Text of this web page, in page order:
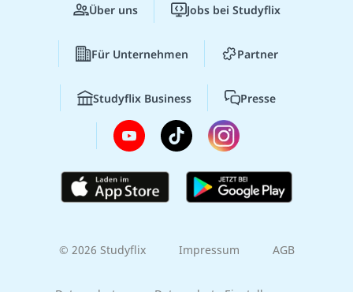
Über uns Jobs bei Studyflix
Für Unternehmen Partner
Studyflix Business Presse
© 2026 Studyflix Impressum AGB